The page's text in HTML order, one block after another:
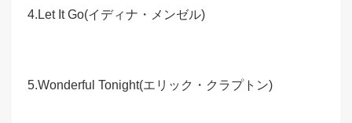
4.Let It Go(イディナ・メンゼル)
5.Wonderful Tonight(エリック・クラプトン)